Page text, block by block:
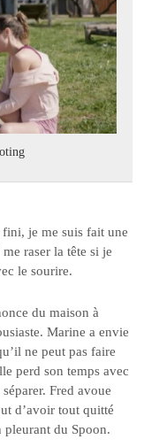
je me suis fait une
raser la tête si je
le sourire.
du maison à
Marine a envie
ne peut pas faire
perd son temps avec
Fred avoue
d’avoir tout quitté
du Spoon.